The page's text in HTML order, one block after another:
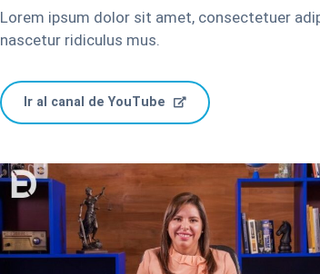
Lorem ipsum dolor sit amet, consectetuer
nascetur ridiculus mus.
Ir al canal de YouTube